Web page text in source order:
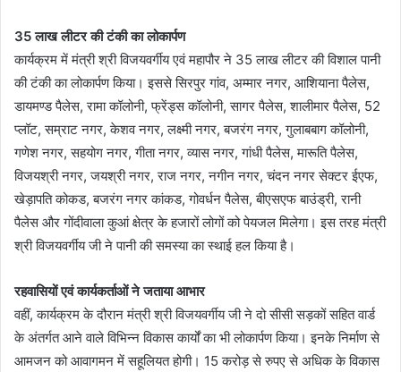
35 लाख लीटर की टंकी का लोकार्पण
कार्यक्रम में मंत्री श्री विजयवर्गीय एवं महापौर ने 35 लाख लीटर की विशाल पानी
की टंकी का लोकार्पण किया। इससे सिरपुर गांव, अम्मार नगर, आशियाना पैलेस,
डायमण्ड पैलेस, रामा कॉलोनी, फ्रेंड्स कॉलोनी, सागर पैलेस, शालीमार पैलेस, 52
प्लॉट, सम्राट नगर, केशव नगर, लक्ष्मी नगर, बजरंग नगर, गुलाबबाग कॉलोनी,
गणेश नगर, सहयोग नगर, गीता नगर, व्यास नगर, गांधी पैलेस, मारूति पैलेस,
विजयश्री नगर, जयश्री नगर, राज नगर, नगीन नगर, चंदन नगर सेक्टर ईएफ,
खेड़ापति कोकड, बजरंग नगर कांकड, गोवर्धन पैलेस, बीएसएफ बाउंड्री, रानी
पैलेस और गोंदीवाला कुआं क्षेत्र के हजारों लोगों को पेयजल मिलेगा। इस तरह मंत्री
श्री विजयवर्गीय जी ने पानी की समस्या का स्थाई हल किया है।
रहवासियों एवं कार्यकर्ताओं ने जताया आभार
वहीं, कार्यक्रम के दौरान मंत्री श्री विजयवर्गीय जी ने दो सीसी सड़कों सहित वार्ड
के अंतर्गत आने वाले विभिन्न विकास कार्यों का भी लोकार्पण किया। इनके निर्माण से
आमजन को आवागमन में सहूलियत होगी। 15 करोड़ से रुपए से अधिक के विकास